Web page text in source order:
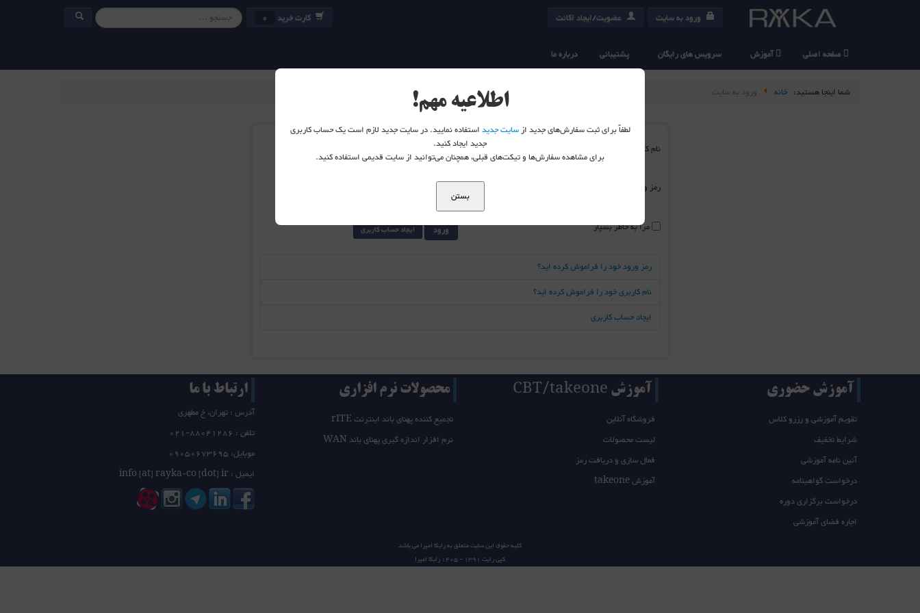
ورود به سایت عضویت/ایجاد اکانت کارت خرید 0
صفحه اصلی آموزش سرویس های رایگان پشتیبانی درباره ما
شما اینجا هستید: خانه ورود به سایت
نام کاربری
رمز ورود
مرا به خاطر بسپار ورود ایجاد حساب کاربری
رمز ورود خود را فراموش کرده اید؟
نام کاربری خود را فراموش کرده اید؟
ایجاد حساب کاربری
آموزش حضوری
تقویم آموزشی و رزرو کلاس
شرایط تخفیف
آئین نامه آموزشی
درخواست گواهینامه
درخواست برگزاری دوره
اجاره فضای آموزشی
آموزش CBT/takeone
فروشگاه آنلاین
لیست محصولات
فعال سازی و دریافت رمز
آموزش takeone
محصولات نرم افزاری
تجمیع کننده پهنای باند اینترنت rITE
نرم افزار اندازه گیری پهنای باند WAN
ارتباط با ما
آدرس : تهران، خ مطهری
تلفن : 21-88041286
0
موبایل: 09050673695
ایمیل : info [at] rayka-co [dot] ir
کلیه حقوق این سایت متعلق بهرایکا امپرامی باشد
کپی رایت 1391 - 1405
رایکا امپرا
اطلاعیه مهم!
لطفاً برای ثبت سفارش‌های جدید ازسایت جدیداستفاده نمایید. در سایت جدید لازم است یک حساب کاربری
جدید ایجاد کنید.
برای مشاهده سفارش‌ها و تیکت‌های قبلی، همچنان می‌توانید از سایت قدیمی استفاده کنید.
بستن